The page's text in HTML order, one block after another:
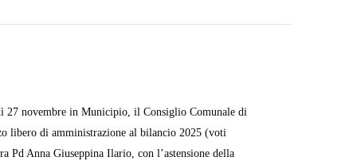
27 novembre in Municipio, il Consiglio Comunale di
libero di amministrazione al bilancio 2025 (voti
Anna Giuseppina Ilario, con l’astensione della